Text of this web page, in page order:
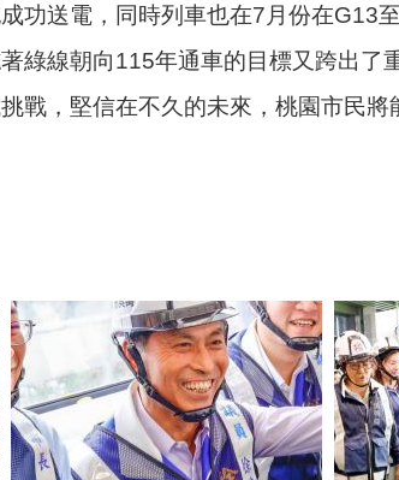
功送電，同時列車也在7月份在G13
綠線朝向115年通車的目標又跨出了
戰，堅信在不久的未來，桃園市民